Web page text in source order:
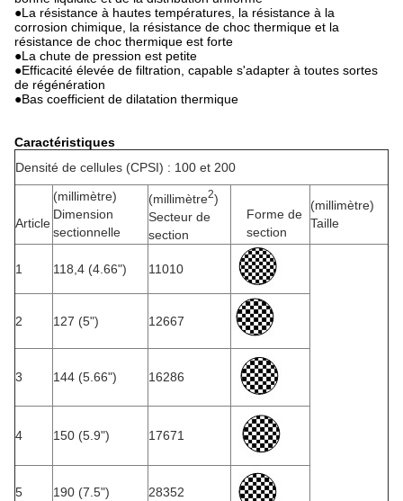
●La résistance à hautes températures, la résistance à la
corrosion chimique, la résistance de choc thermique et la
résistance de choc thermique est forte
●La chute de pression est petite
●Efficacité élevée de filtration, capable s'adapter à toutes sortes
de régénération
●Bas coefficient de dilatation thermique
Caractéristiques
Densité de cellules (CPSI) : 100 et 200
Article
(millimètre)
Dimension
sectionnelle
(millimètre2)
Secteur de
section
Forme de
section
(millimètre)
Taille
1 118,4 (4.66") 11010
2 127 (5") 12667
3 144 (5.66") 16286
4 150 (5.9") 17671
5 190 (7.5") 28352